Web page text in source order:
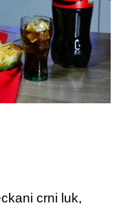
crni luk,